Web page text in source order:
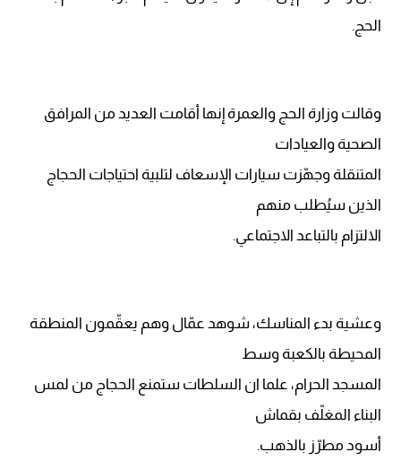
الحج.
وقالت وزارة الحج والعمرة إنها أقامت العديد من المرافق
الصحية والعيادات
المتنقلة وجهّزت سيارات الإسعاف لتلبية احتياجات الحجاج
الذين سيُطلب منهم
الالتزام بالتباعد الاجتماعي.
وعشية بدء المناسك، شوهد عمّال وهم يعقّمون المنطقة
المحيطة بالكعبة وسط
المسجد الحرام، علما ان السلطات ستمنع الحجاج من لمس
البناء المغلّف بقماش
أسود مطرّز بالذهب.